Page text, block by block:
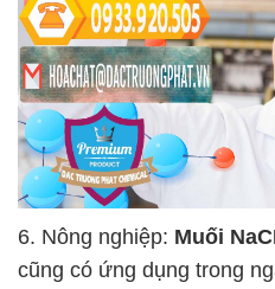
6. Nông nghiệp: Muối
cũng có ứng dụng trong